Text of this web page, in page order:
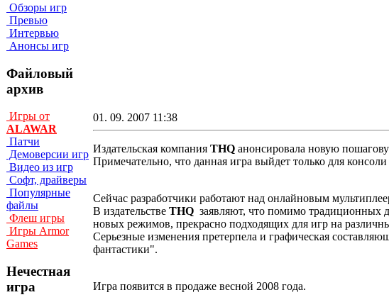
Обзоры игр
Превью
Интервью
Анонсы игр
Файловый
архив
Игры от
ALAWAR
Патчи
Демоверсии игр
Видео из игр
Софт, драйверы
Популярные
файлы
Флеш игры
Игры Armor
Games
Нечестная
игра
01. 09. 2007 11:38
Издательcкая компания THQ анонсировала новую
Примечательно, что данная игра выйдет только для консоли
Сейчас разработчики работают над онлайновым
В издательстве THQ заявляют, что помимо традиционных
новых режимов, прекрасно подходящих для игр на
Серьезные изменения претерпела и графическая
фантастики".
Игра появится в продаже весной 2008 года.